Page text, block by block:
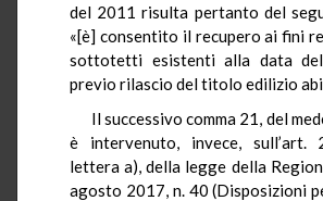
del 2011 risulta pertanto del
«[è] consentito il recupero ai fini
sottotetti esistenti alla data
previo rilascio del titolo edilizio
Il successivo comma 21, del
è intervenuto, invece, sull’art.
lettera a), della legge della
agosto 2017, n. 40 (Disposizioni